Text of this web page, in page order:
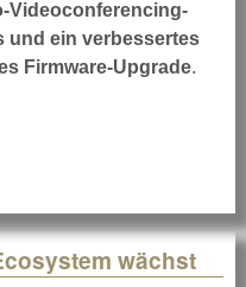
Videoconferencing-
und ein verbessertes
Firmware-Upgrade.
wächst